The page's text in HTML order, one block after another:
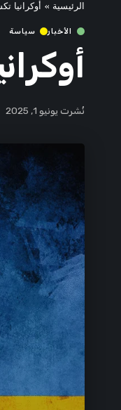
الرئيسية »
الأخبار سياسة
نُشرت يونيو 1, 2025